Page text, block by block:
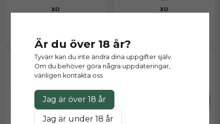
XO XO
Är du över 18 år?
Tyvärr kan du inte ändra dina uppgifter själv.
Om du behöver göra några uppdateringar,
vänligen kontakta oss.
Jag är över 18 år
Jag är under 18 år